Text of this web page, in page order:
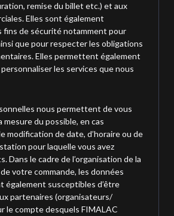
remise du billet etc.) et aux
Elles sont également
fins de sécurité notamment pour
que pour respecter les obligations
Elles permettent également
les services que nous
nous permettent de vous
mesure du possible, en cas
modification de date, d’horaire ou de
pour laquelle vous avez
Dans le cadre de l’organisation de la
votre commande, les données
également susceptibles d’être
partenaires (organisateurs/
le compte desquels FIMALAC